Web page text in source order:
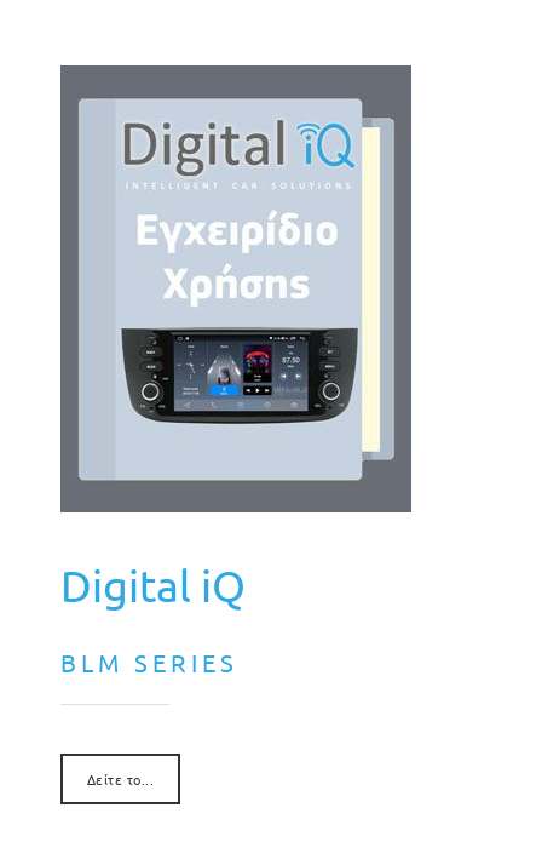
Digital iQ
BLΜ SERIES
Δείτε το...